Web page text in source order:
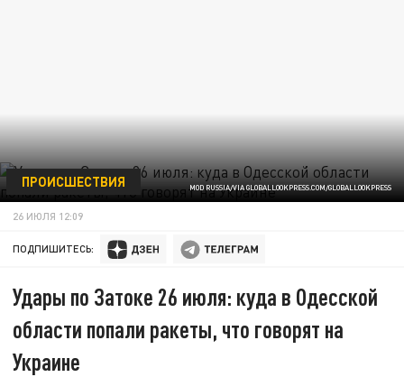
MOD RUSSIA/VIA GLOBALLOOKPRESS.COM/GLOBALLOOKPRESS
ПРОИСШЕСТВИЯ
26 ИЮЛЯ 12:09
ПОДПИШИТЕСЬ:
Удары по Затоке 26 июля: куда в Одесской
области попали ракеты, что говорят на
Украине